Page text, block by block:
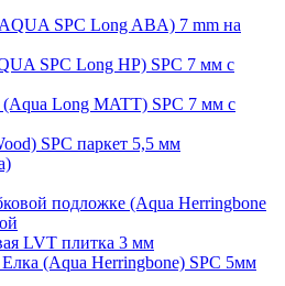
SPC Long ABA) 7 mm на
SPC Long HP) SPC 7 мм с
Long MATT) SPC 7 мм с
SPC паркет 5,5 мм
подложке (Aqua Herringbone
LVT плитка 3 мм
(Aqua Herringbone) SPC 5мм